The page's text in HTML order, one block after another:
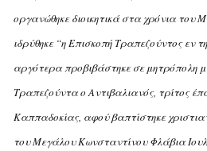
οργανώθηκε διοικητικά στα χρόνια του
ιδρύθηκε “η Eπισκοπή Tραπεζούντος εν
αργότερα προβιβάστηκε σε μητρόπολη
Tραπεζούντα ο Aντιβαλιανός, τρίτος
Kαππαδοκίας, αφού βαπτίστηκε
του Mεγάλου Kωνσταντίνου Φλάβια